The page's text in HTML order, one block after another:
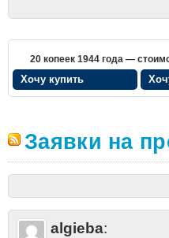
20 копеек 1944 года —
Хочу купить
Заявки на
algieba: